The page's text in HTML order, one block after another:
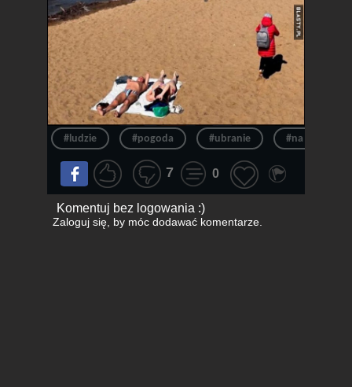
#ludzie #pogoda #ubranie #na dworze
7 0
Komentuj bez logowania :)
Zaloguj się, by móc dodawać komentarze.